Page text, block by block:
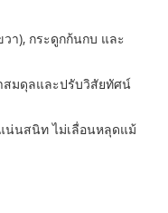
า), กระดูกก้นกบ และ
สมดุลและปรับวิสัยทัศน์
น่นสนิท ไม่เลื่อนหลุดแม้